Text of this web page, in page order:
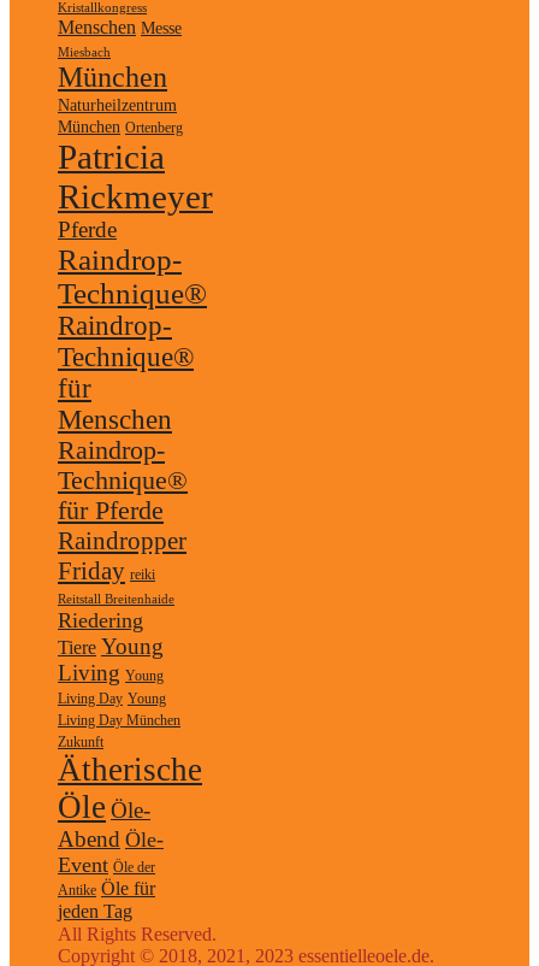
Kristallkongress
Menschen Messe
Miesbach
München
Naturheilzentrum
München Ortenberg
Patricia
Rickmeyer
Pferde
Raindrop-
Technique®
Raindrop-
Technique®
für
Menschen
Raindrop-
Technique®
für Pferde
Raindropper
Friday reiki
Reitstall Breitenhaide
Riedering
Tiere Young
Living Young
Living Day Young
Living Day München
Zukunft
Ätherische
Öle Öle-
Abend Öle-
Event Öle der
Antike Öle für
jeden Tag
All Rights Reserved.
Copyright © 2018, 2021, 2023 essentielleoele.de.